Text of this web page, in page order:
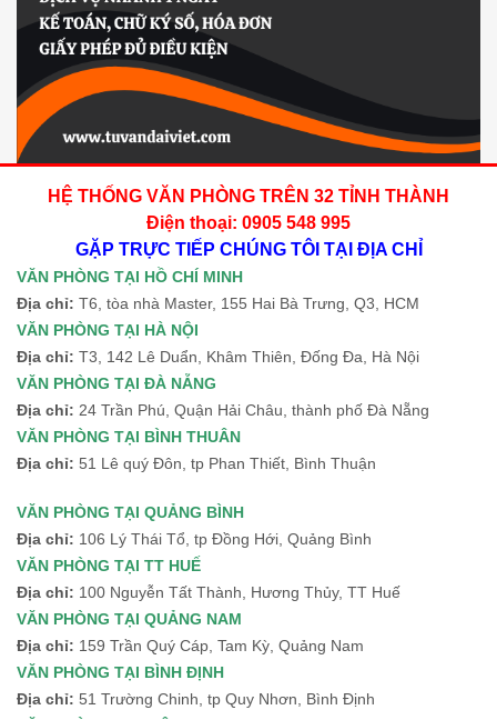
HỆ THỐNG VĂN PHÒNG TRÊN 32 TỈNH THÀNH
Điện thoại: 0905 548 995
GẶP TRỰC TIẾP CHÚNG TÔI TẠI ĐỊA CHỈ
VĂN PHÒNG TẠI HỒ CHÍ MINH
Địa chỉ: T6, tòa nhà Master, 155 Hai Bà Trưng, Q3, HCM
VĂN PHÒNG TẠI HÀ NỘI
Địa chỉ: T3, 142 Lê Duẩn, Khâm Thiên, Đống Đa, Hà Nội
VĂN PHÒNG TẠI ĐÀ NẴNG
Địa chỉ: 24 Trần Phú, Quận Hải Châu, thành phố Đà Nẵng
VĂN PHÒNG TẠI BÌNH THUÂN
Địa chỉ: 51 Lê quý Đôn, tp Phan Thiết, Bình Thuận
VĂN PHÒNG TẠI QUẢNG BÌNH
Địa chỉ: 106 Lý Thái Tổ, tp Đồng Hới, Quảng Bình
VĂN PHÒNG TẠI TT HUẾ
Địa chỉ: 100 Nguyễn Tất Thành, Hương Thủy, TT Huế
VĂN PHÒNG TẠI QUẢNG NAM
Địa chỉ: 159 Trần Quý Cáp, Tam Kỳ, Quảng Nam
VĂN PHÒNG TẠI BÌNH ĐỊNH
Địa chỉ: 51 Trường Chinh, tp Quy Nhơn, Bình Định